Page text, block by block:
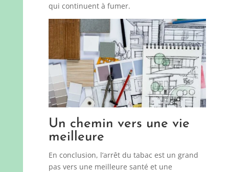
qui continuent à fumer.
Un chemin vers une vie
meilleure
En conclusion, l’arrêt du tabac est un grand
pas vers une meilleure santé et une